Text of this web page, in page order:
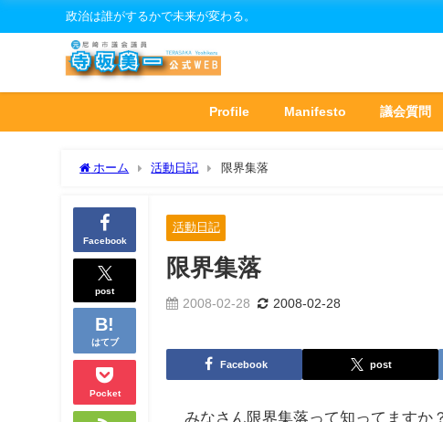
政治は誰がするかで未来が変わる。
Profile Manifesto 議会質問
ホーム 活動日記 限界集落
Facebook
post
はてブ
Pocket
活動日記
限界集落
2008-02-28 2008-02-28
Facebook post
みなさん限界集落って知ってますか